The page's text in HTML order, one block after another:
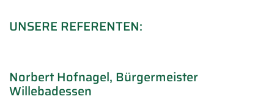
UNSERE REFERENTEN:
Norbert Hofnagel, Bürgermeister
Willebadessen